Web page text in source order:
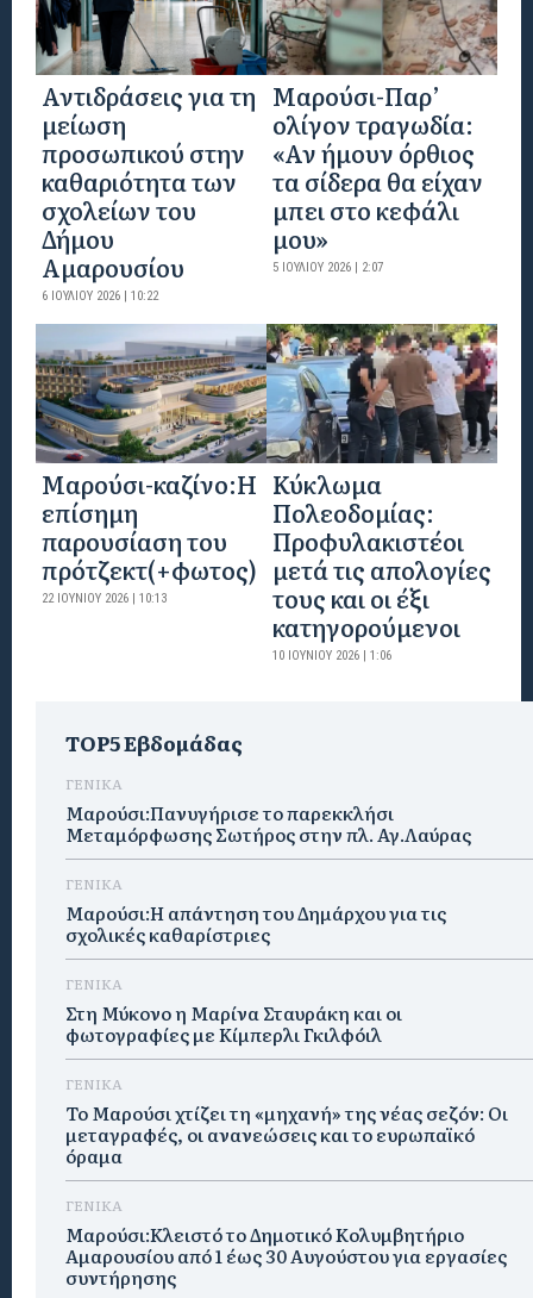
Αντιδράσεις για τη
μείωση
προσωπικού στην
καθαριότητα των
σχολείων του
Δήμου
Αμαρουσίου
6 ΙΟΥΛΊΟΥ 2026 | 10:22
Μαρούσι-Παρ’
ολίγον τραγωδία:
«Αν ήμουν όρθιος
τα σίδερα θα είχαν
μπει στο κεφάλι
μου»
5 ΙΟΥΛΊΟΥ 2026 | 2:07
Mαρούσι-καζίνο:H
επίσημη
παρουσίαση του
πρότζεκτ(+φωτος)
22 ΙΟΥΝΊΟΥ 2026 | 10:13
Κύκλωμα
Πολεοδομίας:
Προφυλακιστέοι
μετά τις απολογίες
τους και οι έξι
κατηγορούμενοι
10 ΙΟΥΝΊΟΥ 2026 | 1:06
TOP5 Εβδομάδας
ΓΕΝΙΚΑ
Μαρούσι:Πανυγήρισε το παρεκκλήσι
Μεταμόρφωσης Σωτήρος στην πλ. Αγ.Λαύρας
ΓΕΝΙΚΑ
Μαρούσι:Η απάντηση του Δημάρχου για τις
σχολικές καθαρίστριες
ΓΕΝΙΚΑ
Στη Μύκονο η Μαρίνα Σταυράκη και οι
φωτογραφίες με Κίμπερλι Γκιλφόιλ
ΓΕΝΙΚΑ
Το Μαρούσι χτίζει τη «μηχανή» της νέας σεζόν: Οι
μεταγραφές, οι ανανεώσεις και το ευρωπαϊκό
όραμα
ΓΕΝΙΚΑ
Μαρούσι:Κλειστό το Δημοτικό Κολυμβητήριο
Αμαρουσίου από 1 έως 30 Αυγούστου για εργασίες
συντήρησης